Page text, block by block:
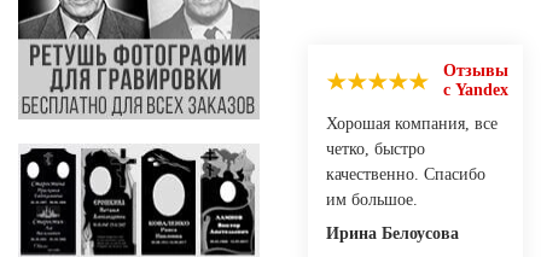
Отзывы
с Yandex
Хорошая компания, все
четко, быстро
качественно. Спасибо
им большое.
Ирина Белоусова